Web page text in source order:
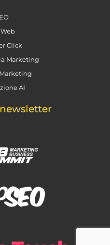
Click
Marketing
AI